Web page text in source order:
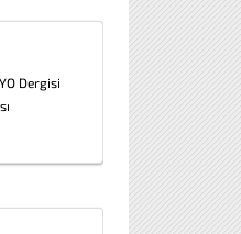
Dergisi